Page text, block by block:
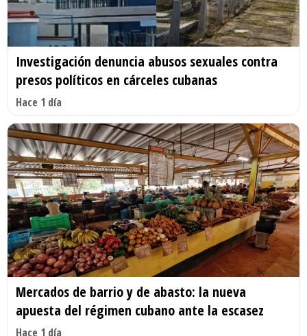
Investigación denuncia abusos sexuales contra
presos políticos en cárceles cubanas
Hace 1 día
Mercados de barrio y de abasto: la nueva
apuesta del régimen cubano ante la escasez
Hace 1 día